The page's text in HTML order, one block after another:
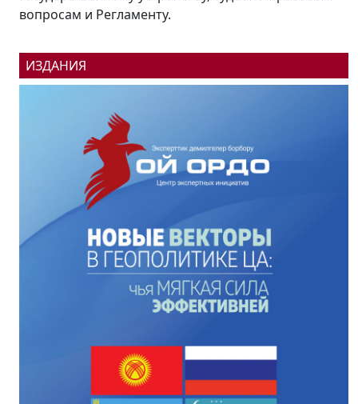
и Регламенту.
ИЗДАНИЯ